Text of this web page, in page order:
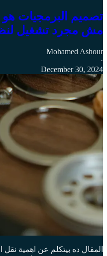
تصميم البرمجيات هو
مش مجرد تشغيل
Mohamed Ashour
·
December 30, 2024
المقال ده بيتكلم عن اهمية نقل